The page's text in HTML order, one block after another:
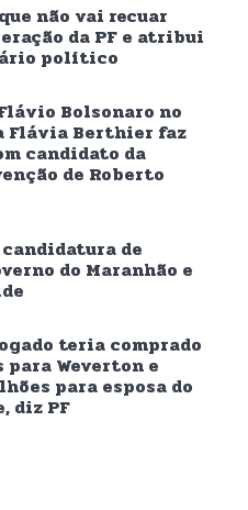
não vai recuar
da PF e atribui
político
Bolsonaro no
Flávia Berthier faz
candidato da
de Roberto
de
do Maranhão e
teria comprado
para Weverton e
para esposa do
diz PF